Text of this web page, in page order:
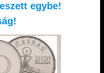
egybe!